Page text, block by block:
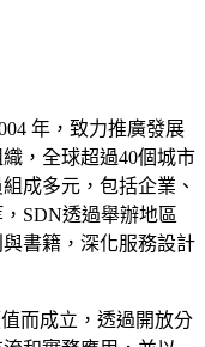
年，致力推廣發展
，全球超過40個城市
成多元，包括企業、
SDN透過舉辦地區
書籍，深化服務設計
而成立，透過開放分